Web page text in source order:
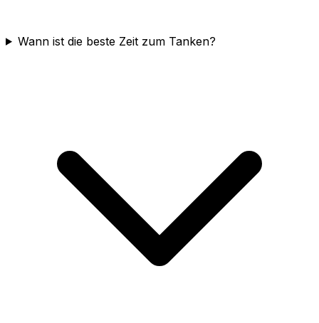
Wann ist die beste Zeit zum Tanken?